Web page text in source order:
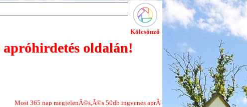
Kölcsönző
apróhirdetés oldalán!
nap megjelenÃ©s,Ã©s 50db ingyenes aprÃ³hirdetÃ©s minden Ãºj